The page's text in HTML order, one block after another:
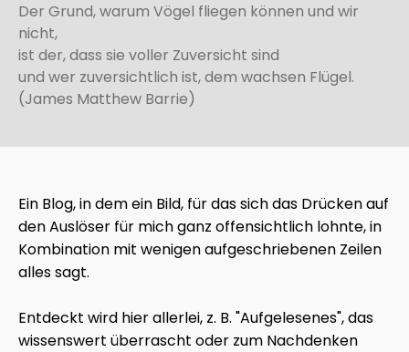
Der Grund, warum Vögel fliegen können und wir
nicht,
ist der, dass sie voller Zuversicht sind
und wer zuversichtlich ist, dem wachsen Flügel.
(James Matthew Barrie)
Ein Blog, in dem ein Bild, für das sich das Drücken auf
den Auslöser für mich ganz offensichtlich lohnte, in
Kombination mit wenigen aufgeschriebenen Zeilen
alles sagt.
Entdeckt wird hier allerlei, z. B. "Aufgelesenes", das
wissenswert überrascht oder zum Nachdenken